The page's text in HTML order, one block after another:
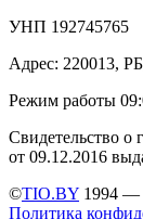
УНП 192745765
Адрес: 220013,
Режим работы
Свидетельство о
от 09.12.2016
©TIO.BY 1994 —
Политика